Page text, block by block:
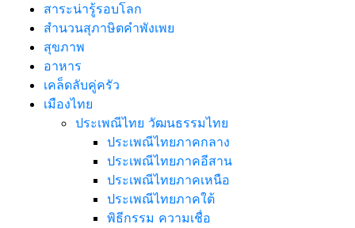
สาระน่ารู้รอบโลก
สำนวนสุภาษิตคำพังเพย
สุขภาพ
อาหาร
เคล็ดลับคู่ครัว
เมืองไทย
ประเพณีไทย วัฒนธรรมไทย
ประเพณีไทยภาคกลาง
ประเพณีไทยภาคอีสาน
ประเพณีไทยภาคเหนือ
ประเพณีไทยภาคใต้
พิธีกรรม ความเชื่อ